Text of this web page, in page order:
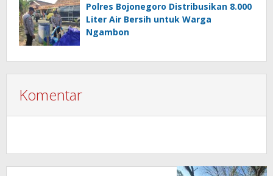
Polres Bojonegoro Distribusikan 8.000
Liter Air Bersih untuk Warga
Ngambon
Komentar